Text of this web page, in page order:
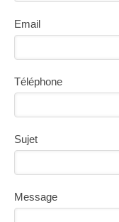
Email
Téléphone
Sujet
Message